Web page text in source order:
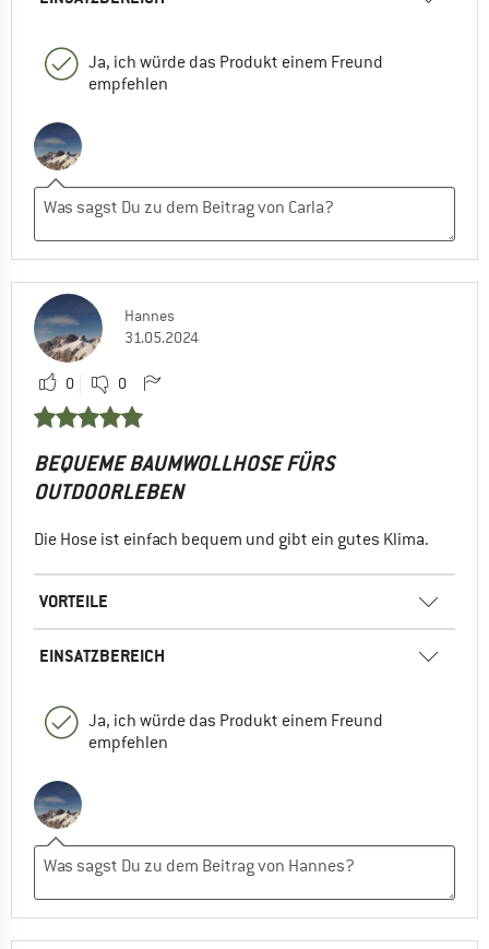
Ja, ich würde das Produkt einem Freund
empfehlen
Hannes
31.05.2024
0 0
BEQUEME BAUMWOLLHOSE FÜRS
OUTDOORLEBEN
Die Hose ist einfach bequem und gibt ein gutes Klima.
VORTEILE
EINSATZBEREICH
Ja, ich würde das Produkt einem Freund
empfehlen